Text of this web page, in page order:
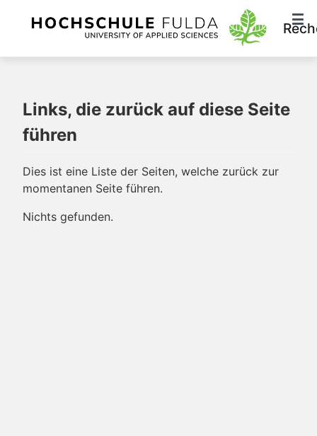
Links, die zurück auf diese Seite
führen
Dies ist eine Liste der Seiten, welche zurück zur
momentanen Seite führen.
Nichts gefunden.